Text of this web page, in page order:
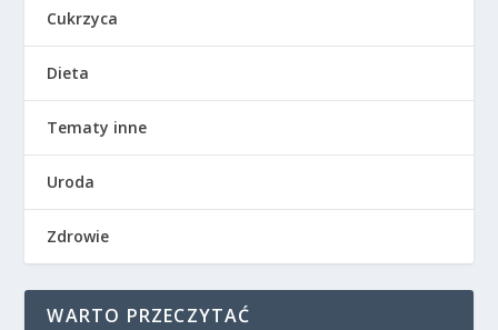
Cukrzyca
Dieta
Tematy inne
Uroda
Zdrowie
WARTO PRZECZYTAĆ